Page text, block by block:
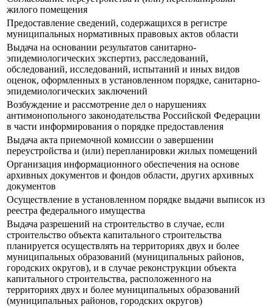
жилого помещения
Предоставление сведений, содержащихся в регистре
муниципальных нормативных правовых актов области
Выдача на основании результатов санитарно-
эпидемиологических экспертиз, расследований,
обследований, исследований, испытаний и иных видов
оценок, оформленных в установленном порядке, санитарно-
эпидемиологических заключений
Возбуждение и рассмотрение дел о нарушениях
антимонопольного законодательства Российской Федерации
в части информирования о порядке предоставления
Выдача акта приемочной комиссии о завершении
переустройства и (или) перепланировки жилых помещений
Организация информационного обеспечения на основе
архивных документов и фондов области, других архивных
документов
Осуществление в установленном порядке выдачи выписок из
реестра федерального имущества
Выдача разрешений на строительство в случае, если
строительство объекта капитального строительства
планируется осуществлять на территориях двух и более
муниципальных образований (муниципальных районов,
городских округов), и в случае реконструкции объекта
капитального строительства, расположенного на
территориях двух и более муниципальных образований
(муниципальных районов, городских округов)